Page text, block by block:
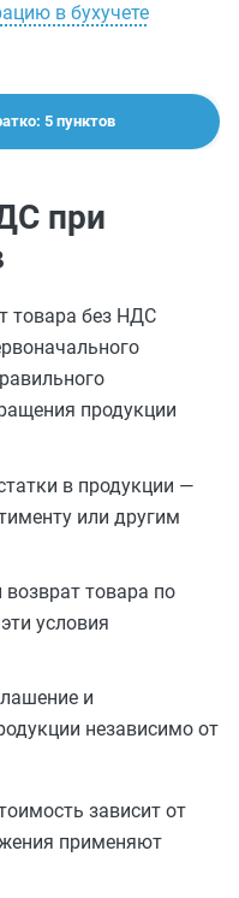
в бухучете
5 пунктов
при
товара без НДС
продукции
в продукции —
или другим
возврат товара по
условия
и
независимо от
зависит от
применяют